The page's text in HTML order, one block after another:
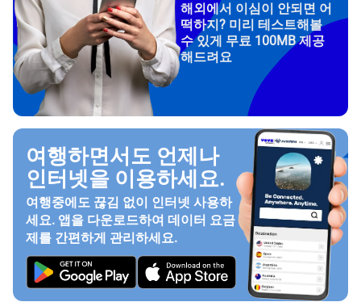
해외에서 이심이 안되면 어
떡하지? 미리 테스트해볼
수 있게 무료 100MB 제공
해드려요
여행하면서도 언제나
인터넷을 이용하세요.
여행중에도 끊김 없이 인터넷 사용하
세요. 앱을 다운로드하여 데이터 요금
제를 간편하게 관리하세요.